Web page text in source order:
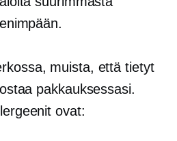
muista, että tietyt
pakkauksessasi.
ovat: